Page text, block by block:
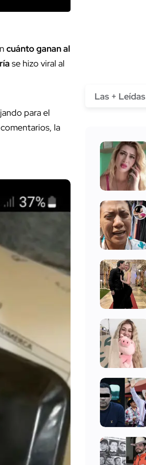
cuánto ganan al
se hizo viral al
para el
la
Las + Leídas